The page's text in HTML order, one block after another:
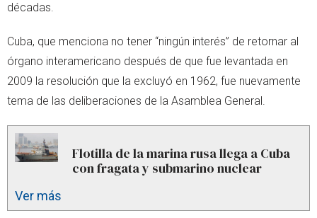
décadas.
Cuba, que menciona no tener “ningún interés” de retornar al
órgano interamericano después de que fue levantada en
2009 la resolución que la excluyó en 1962, fue nuevamente
tema de las deliberaciones de la Asamblea General.
Flotilla de la marina rusa llega a Cuba
con fragata y submarino nuclear
Ver más